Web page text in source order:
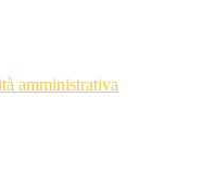
amministrativa